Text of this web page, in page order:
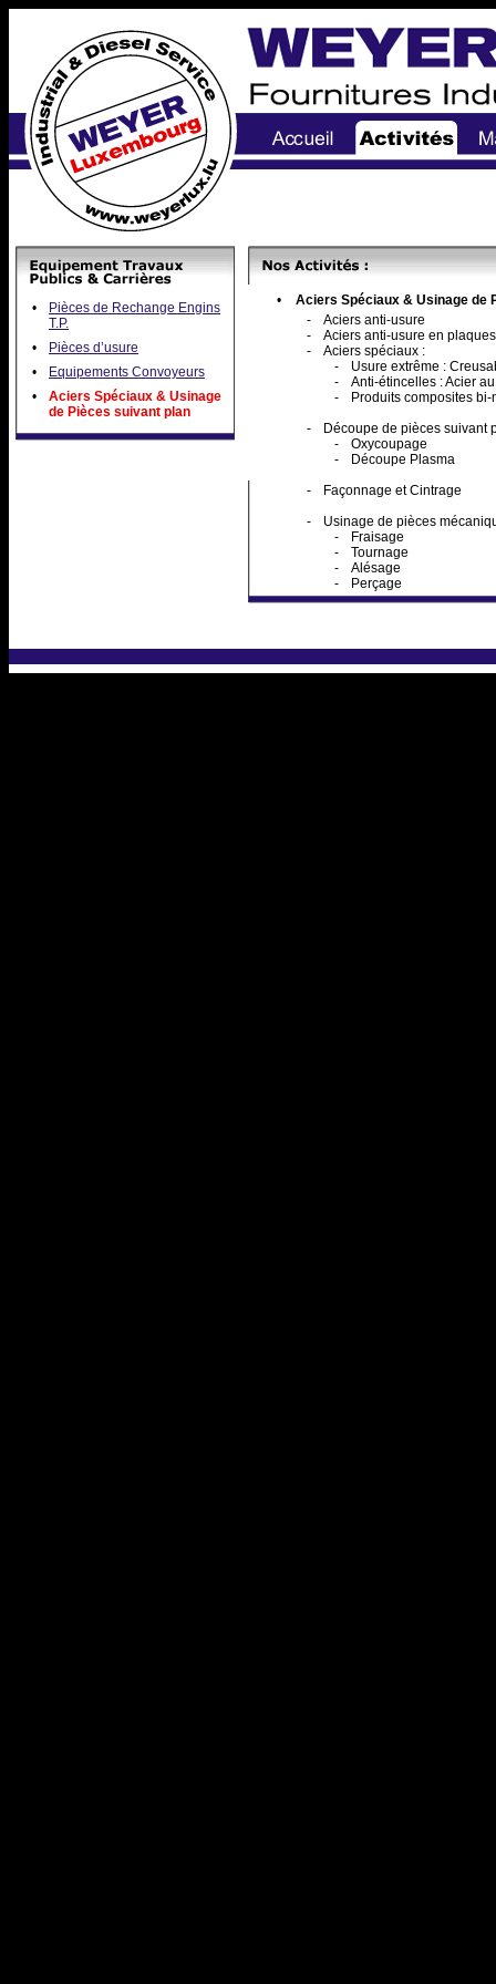
•
Pièces de Rechange Engins
T.P.
•
Pièces d’usure
•
Equipements Convoyeurs
•
Aciers Spéciaux & Usinage
de Pièces suivant plan
•
Aciers Spéciaux & Usinage de
-
Aciers anti-usure
-
Aciers anti-usure en
-
Aciers spéciaux :
-
Usure extrême :
-
Anti-étincelles : Acier
-
Produits composites
-
Découpe de pièces suivant
-
Oxycoupage
-
Découpe Plasma
-
Façonnage et Cintrage
-
Usinage de pièces
-
Fraisage
-
Tournage
-
Alésage
-
Perçage